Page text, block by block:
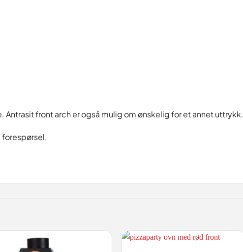
front arch er også mulig om ønskelig for et annet uttrykk.